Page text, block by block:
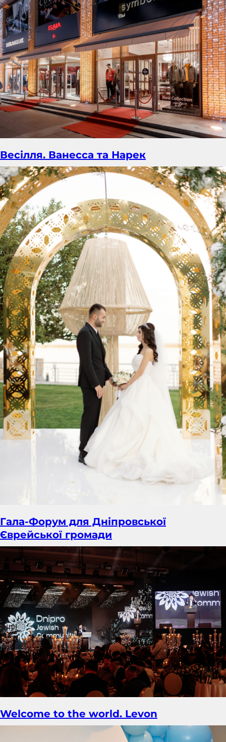
Весілля. Ванесса та Нарек
Гала-Форум для Дніпровської
Єврейської громади
Welcome to the world. Levon